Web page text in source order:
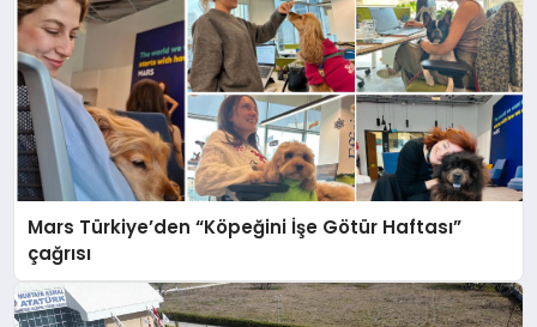
Mars Türkiye’den “Köpeğini İşe Götür Haftası”
çağrısı